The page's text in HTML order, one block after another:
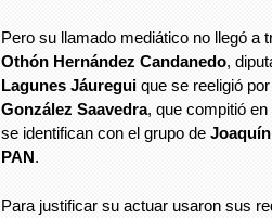
Pero su llamado mediático no llegó a
Othón Hernández Candanedo,
Lagunes Jáuregui que se reeligió
González Saavedra, que compitió
se identifican con el grupo de
PAN.
Para justificar su actuar usaron sus